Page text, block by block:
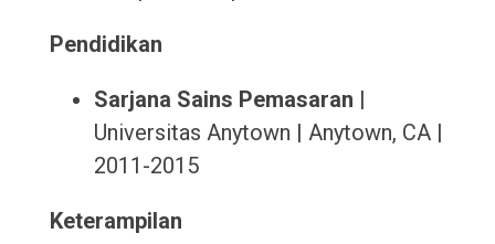
Pendidikan
Sarjana Sains Pemasaran |
Universitas Anytown | Anytown, CA |
2011-2015
Keterampilan